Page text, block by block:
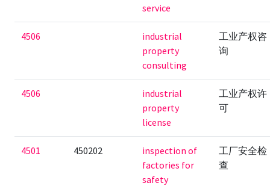
service
4506
industrial
property
consulting
工业产权咨
询
4506
industrial
property
license
工业产权许
可
4501 450202
inspection of
factories for
safety
工厂安全检
查